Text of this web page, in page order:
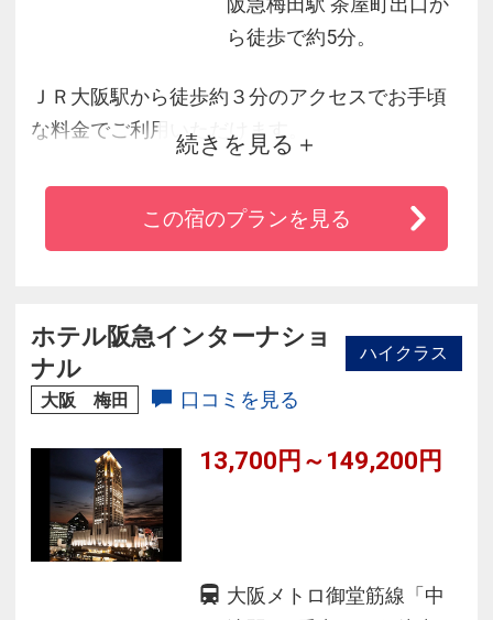
ら徒歩で約5分。
ＪＲ大阪駅から徒歩約３分のアクセスでお手頃
な料金でご利用いただけます。
大型商業施設のグランフロント大阪が至近で、
ヨドバシカメラ＆リンクス梅田もすぐそこ。
絶好の立地でビジネス・観光にもおすすめで
続きを見る
この宿のプランを見る
ホテル阪急インターナショ
ナル
ハイクラス
大阪 梅田 口コミを見る
13,700円～149,200円
大阪メトロ御堂筋線「中